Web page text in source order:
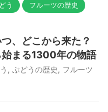
う フルーツの歴史
、どこから来た？
まる1300年の物語
ぶどうの歴史
フルーツ